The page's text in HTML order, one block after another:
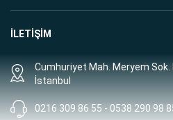
İLETİŞİM
Cumhuriyet Mah. Meryem Sok.
İstanbul
0216 309 86 55 - 0538 290 98